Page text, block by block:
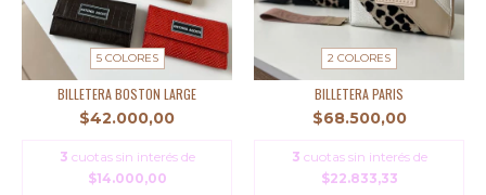
5 COLORES
BILLETERA BOSTON LARGE
$42.000,00
3 cuotas sin interés de
$14.000,00
2 COLORES
BILLETERA PARIS
$68.500,00
3 cuotas sin interés de
$22.833,33